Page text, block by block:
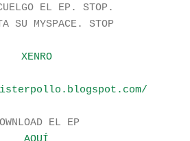
EL EP. STOP.
SU MYSPACE. STOP
XENRO
EL EP